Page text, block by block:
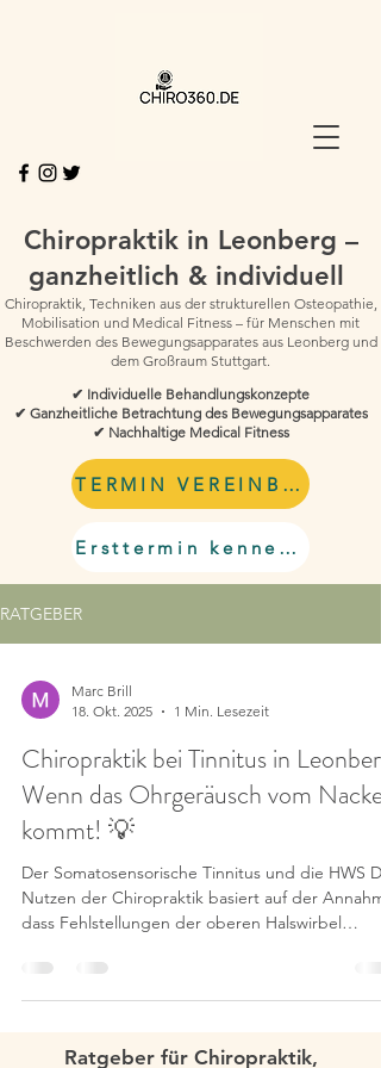
Chiropraktik in Leonberg –
ganzheitlich & individuell
Chiropraktik, Techniken aus der strukturellen Osteopathie,
Mobilisation und Medical Fitness – für Menschen mit
Beschwerden des Bewegungsapparates aus Leonberg und
dem Großraum Stuttgart.
✔ Individuelle Behandlungskonzepte
✔ Ganzheitliche Betrachtung des Bewegungsapparates
✔ Nachhaltige Medical Fitness
Ersttermin kennenlernen
TERMIN VEREINBAREN
RATGEBER
Marc Brill
18. Okt. 2025
1 Min. Lesezeit
Chiropraktik bei Tinnitus in Leonberg:
Wenn das Ohrgeräusch vom Nacken
kommt! 💡
Der Somatosensorische Tinnitus und die HWS
Nutzen der Chiropraktik basiert auf der
dass Fehlstellungen der oberen Halswirbel
Verspannungen der Nacken- und
Schultermuskulatur die normalen Nerven- und
und die Ohrfunktion beeinflussen.
Ratgeber für Chiropraktik,